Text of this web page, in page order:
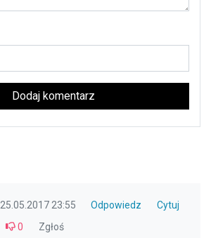
Dodaj komentarz
25.05.2017 23:55 Odpowiedz
Cytuj
0 Zgłoś